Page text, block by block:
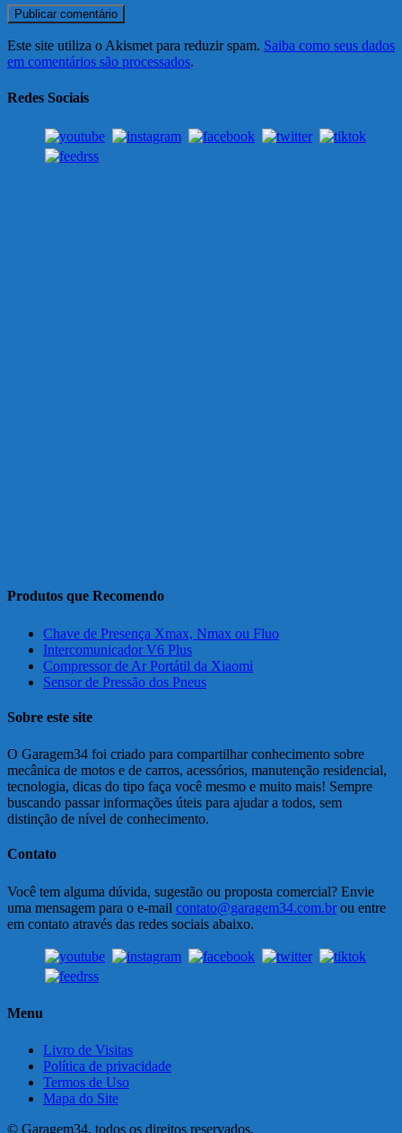
Este site utiliza o Akismet para reduzir spam. Saiba como seus dados
em comentários são processados.
Redes Sociais
Produtos que Recomendo
Chave de Presença Xmax, Nmax ou Fluo
Intercomunicador V6 Plus
Compressor de Ar Portátil da Xiaomi
Sensor de Pressão dos Pneus
Sobre este site
O Garagem34 foi criado para compartilhar conhecimento sobre
mecânica de motos e de carros, acessórios, manutenção residencial,
tecnologia, dicas do tipo faça você mesmo e muito mais! Sempre
buscando passar informações úteis para ajudar a todos, sem
distinção de nível de conhecimento.
Contato
Você tem alguma dúvida, sugestão ou proposta comercial? Envie
uma mensagem para o e-mail contato@garagem34.com.br ou entre
em contato através das redes sociais abaixo.
Menu
Livro de Visitas
Política de privacidade
Termos de Uso
Mapa do Site
© Garagem34, todos os direitos reservados.